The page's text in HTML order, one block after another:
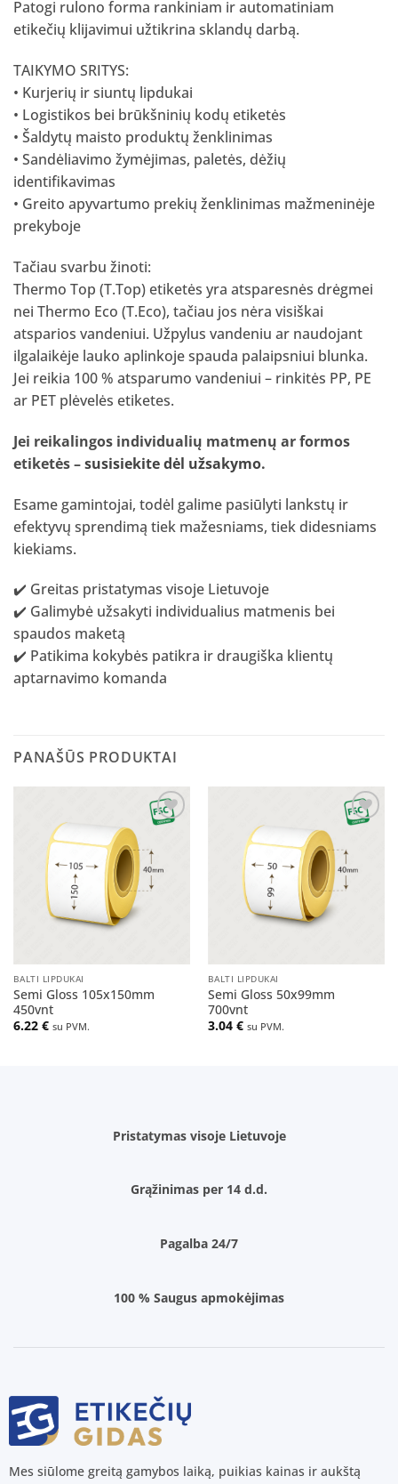
Patogi rulono forma rankiniam ir automatiniam
etikečių klijavimui užtikrina sklandų darbą.
TAIKYMO SRITYS:
• Kurjerių ir siuntų lipdukai
• Logistikos bei brūkšninių kodų etiketės
• Šaldytų maisto produktų ženklinimas
• Sandėliavimo žymėjimas, paletės, dėžių
identifikavimas
• Greito apyvartumo prekių ženklinimas mažmeninėje
prekyboje
Tačiau svarbu žinoti:
Thermo Top (T.Top) etiketės yra atsparesnės drėgmei
nei Thermo Eco (T.Eco), tačiau jos nėra visiškai
atsparios vandeniui. Užpylus vandeniu ar naudojant
ilgalaikėje lauko aplinkoje spauda palaipsniui blunka.
Jei reikia 100 % atsparumo vandeniui – rinkitės PP, PE
ar PET plėvelės etiketes.
Jei reikalingos individualių matmenų ar formos
etiketės –susisiekite dėl užsakymo.
Esame gamintojai, todėl galime pasiūlyti lankstų ir
efektyvų sprendimą tiek mažesniams, tiek didesniams
kiekiams.
✔️ Greitas pristatymas visoje Lietuvoje
✔️ Galimybė užsakyti individualius matmenis bei
spaudos maketą
✔️ Patikima kokybės patikra ir draugiška klientų
aptarnavimo komanda
PANAŠŪS PRODUKTAI
sąrašą
BALTI LIPDUKAI
Semi Gloss 105x150mm
450vnt
6.22 € su PVM.
sąrašą
BALTI LIPDUKAI
Semi Gloss 50x99mm
700vnt
3.04 € su PVM.
Pristatymas visoje Lietuvoje
Grąžinimas per 14 d.d.
Pagalba 24/7
100 % Saugus apmokėjimas
Mes siūlome greitą gamybos laiką, puikias kainas ir aukštą